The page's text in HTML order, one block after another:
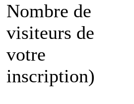
Nombre de
visiteurs de
votre
inscription)